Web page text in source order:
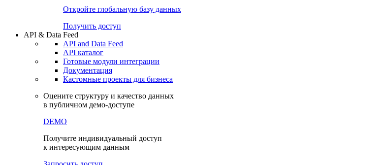
Откройте глобальную базу данных
Получить доступ
API & Data Feed
API and Data Feed
API каталог
Готовые модули интеграции
Документация
Кастомные проекты для бизнеса
Оцените структуру и качество данных
в публичном демо-доступе
DEMO
Получите индивидуальный доступ
к интересующим данным